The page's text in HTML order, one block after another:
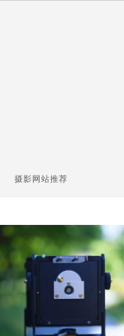
摄影网站推荐